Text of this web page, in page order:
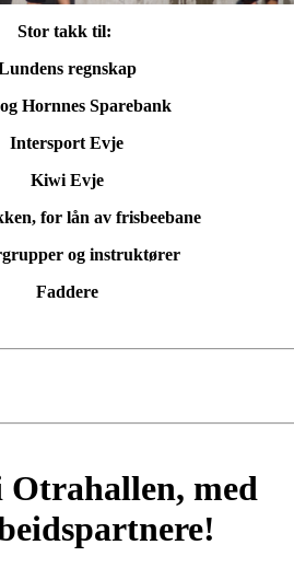
Stor takk til:
regnskap
Hornnes Sparebank
Intersport Evje
Kiwi Evje
for lån av frisbeebane
og instruktører
Faddere
med